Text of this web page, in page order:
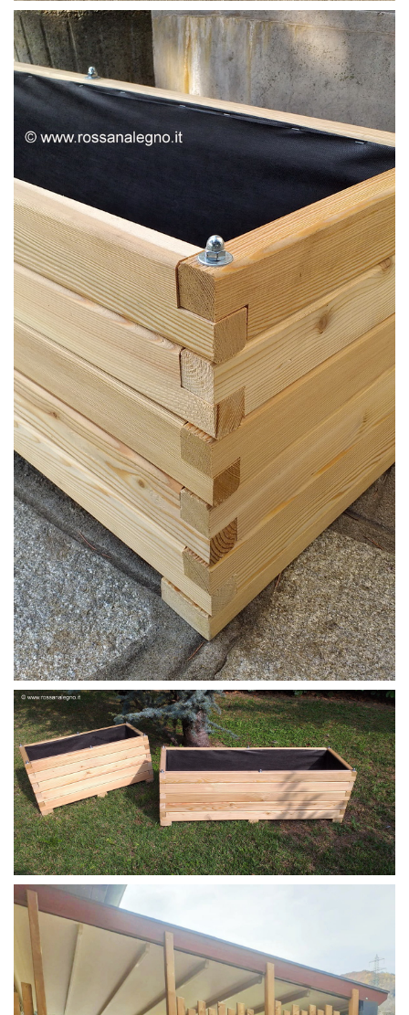
DETTAGLIO BARRA FILETTATA PASSANTE
FIORIERE IN LARICE SIBERIANO